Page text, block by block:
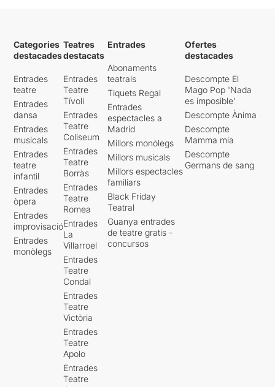
Categories
destacades
Entrades
teatre
Entrades
dansa
Entrades
musicals
Entrades
teatre
infantil
Entrades
òpera
Entrades
improvisació
Entrades
monòlegs
Teatres
destacats
Entrades
Teatre
Tívoli
Entrades
Teatre
Coliseum
Entrades
Teatre
Borràs
Entrades
Teatre
Romea
Entrades
La
Villarroel
Entrades
Teatre
Condal
Entrades
Teatre
Victòria
Entrades
Teatre
Apolo
Entrades
Teatre
Entrades
Abonaments
teatrals
Tiquets Regal
Entrades
espectacles a
Madrid
Millors monòlegs
Millors musicals
Millors espectacles
familiars
Black Friday
Teatral
Guanya entrades
de teatre gratis -
concursos
Ofertes
destacades
Descompte El
Mago Pop 'Nada
es imposible'
Descompte Ànima
Descompte
Mamma mia
Descompte
Germans de sang